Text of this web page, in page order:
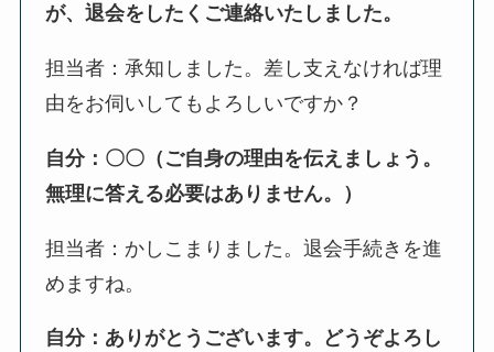
が、退会をしたくご連絡いたしました。
担当者：承知しました。差し支えなければ理
由をお伺いしてもよろしいですか？
自分：〇〇（ご自身の理由を伝えましょう。
無理に答える必要はありません。）
担当者：かしこまりました。退会手続きを進
めますね。
自分：ありがとうございます。どうぞよろし